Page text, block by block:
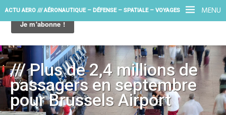
MENU
ACTU AERO /// AÉRONAUTIQUE – DÉFENSE – SPATIALE – VOYAGES
/// Plus de 2,4 millions de
passagers en septembre
pour Brussels Airport